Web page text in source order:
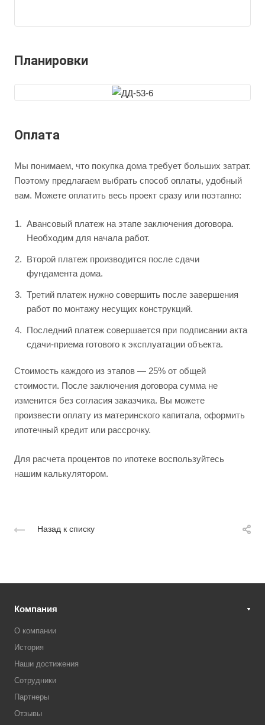
Планировки
Оплата
Мы понимаем, что покупка дома требует больших затрат.
Поэтому предлагаем выбрать способ оплаты, удобный
вам. Можете оплатить весь проект сразу или поэтапно:
Авансовый платеж на этапе заключения договора.
Необходим для начала работ.
Второй платеж производится после сдачи
фундамента дома.
Третий платеж нужно совершить после завершения
работ по монтажу несущих конструкций.
Последний платеж совершается при подписании акта
сдачи-приема готового к эксплуатации объекта.
Стоимость каждого из этапов — 25% от общей
стоимости. После заключения договора сумма не
изменится без согласия заказчика. Вы можете
произвести оплату из материнского капитала, оформить
ипотечный кредит или рассрочку.
Для расчета процентов по ипотеке воспользуйтесь
нашим калькулятором.
Назад к списку
Компания
О компании
История
Наши достижения
Сотрудники
Партнеры
Отзывы